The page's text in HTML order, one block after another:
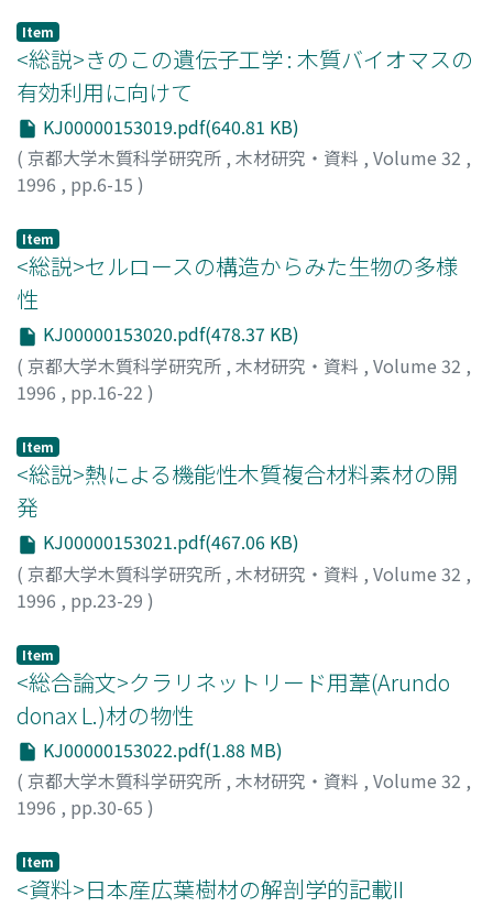
Item
<総説>きのこの遺伝子工学 : 木質バイオマスの
有効利用に向けて
KJ00000153019.pdf(640.81 KB)
( 京都大学木質科学研究所 , 木材研究・資料 , Volume 32 ,
1996 , pp.6-15 )
Item
<総説>セルロースの構造からみた生物の多様
性
KJ00000153020.pdf(478.37 KB)
( 京都大学木質科学研究所 , 木材研究・資料 , Volume 32 ,
1996 , pp.16-22 )
Item
<総説>熱による機能性木質複合材料素材の開
発
KJ00000153021.pdf(467.06 KB)
( 京都大学木質科学研究所 , 木材研究・資料 , Volume 32 ,
1996 , pp.23-29 )
Item
<総合論文>クラリネットリード用葦(Arundo
donax L.)材の物性
KJ00000153022.pdf(1.88 MB)
( 京都大学木質科学研究所 , 木材研究・資料 , Volume 32 ,
1996 , pp.30-65 )
Item
<資料>日本産広葉樹材の解剖学的記載II